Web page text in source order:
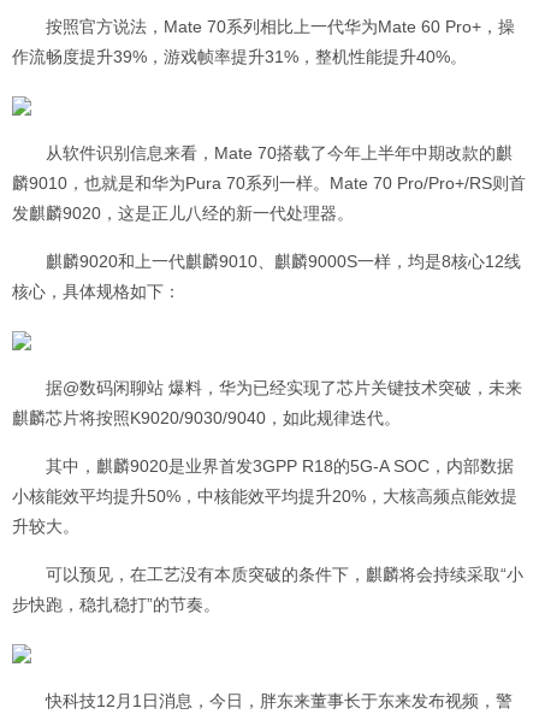
按照官方说法，Mate 70系列相比上一代华为Mate 60 Pro+，操
作流畅度提升39%，游戏帧率提升31%，整机性能提升40%。
从软件识别信息来看，Mate 70搭载了今年上半年中期改款的麒
麟9010，也就是和华为Pura 70系列一样。Mate 70 Pro/Pro+/RS则首
发麒麟9020，这是正儿八经的新一代处理器。
麒麟9020和上一代麒麟9010、麒麟9000S一样，均是8核心12线
核心，具体规格如下：
据@数码闲聊站 爆料，华为已经实现了芯片关键技术突破，未来
麒麟芯片将按照K9020/9030/9040，如此规律迭代。
其中，麒麟9020是业界首发3GPP R18的5G-A SOC，内部数据
小核能效平均提升50%，中核能效平均提升20%，大核高频点能效提
升较大。
可以预见，在工艺没有本质突破的条件下，麒麟将会持续采取“小
步快跑，稳扎稳打”的节奏。
快科技12月1日消息，今日，胖东来董事长于东来发布视频，警